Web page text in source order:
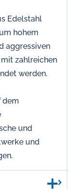
Edelstahl
hohem
aggressiven
zahlreichen
werden.
dem
und
und